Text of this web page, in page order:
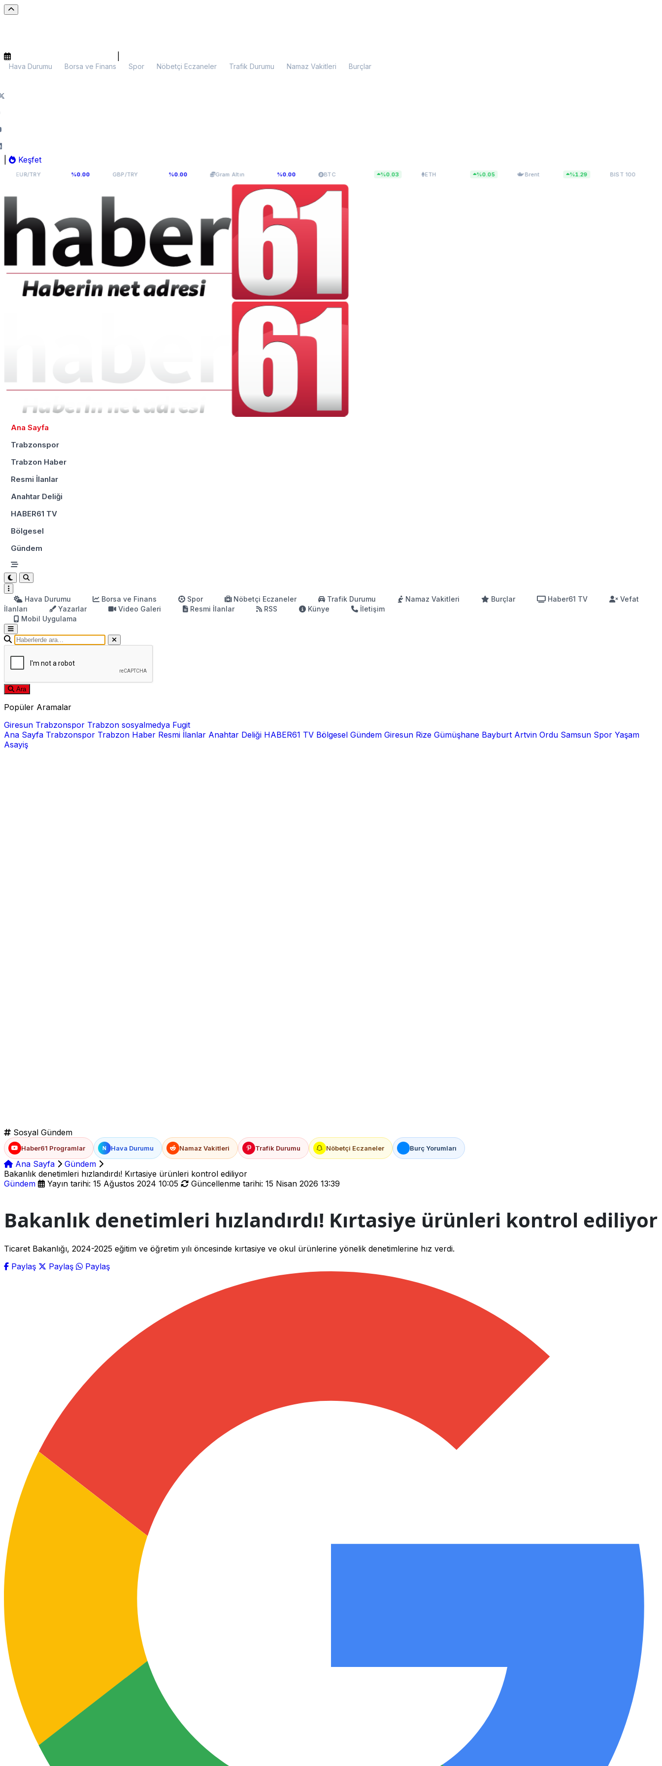
Hava Durumu Borsa ve Finans Spor Nöbetçi Eczaneler Trafik Durumu Namaz Vakitleri Burçlar
Keşfet
55,1141 %0.00 GBP/TRY 64,2936 %0.00 Gram Altın6.107,34 %0.00 BTC $65.033,54 ETH $1.921,53 Brent $83,55 %1.29 BIST 100 13.779,40
Ana Sayfa
Trabzonspor
Trabzon Haber
Resmi İlanlar
Anahtar Deliği
HABER61 TV
Bölgesel
Gündem
Hava Durumu Borsa ve Finans Spor Nöbetçi Eczaneler Trafik Durumu Namaz Vakitleri Burçlar Haber61 TV
Vefat
İlanları
Yazarlar Video Galeri Resmi İlanlar RSS Künye
İletişim
Mobil Uygulama
Ara
Popüler Aramalar
Giresun Trabzonspor Trabzon sosyalmedya Fugit
Ana Sayfa Trabzonspor Trabzon Haber Resmi İlanlar Anahtar Deliği HABER61 TV Bölgesel Gündem Giresun Rize Gümüşhane Bayburt Artvin Ordu Samsun Spor Yaşam
Asayiş
Sosyal Gündem
Haber61 Programlar N Hava Durumu Namaz Vakitleri Trafik Durumu Nöbetçi Eczaneler Burç Yorumları
Ana Sayfa
Gündem
Bakanlık denetimleri hızlandırdı! Kırtasiye ürünleri kontrol ediliyor
Gündem
Yayın tarihi: 15 Ağustos 2024 10:05 Güncellenme tarihi: 15 Nisan 2026 13:39
Bakanlık denetimleri hızlandırdı! Kırtasiye ürünleri kontrol ediliyor
Ticaret Bakanlığı, 2024-2025 eğitim ve öğretim yılı öncesinde kırtasiye ve okul ürünlerine yönelik denetimlerine hız verdi.
Paylaş
Paylaş Paylaş